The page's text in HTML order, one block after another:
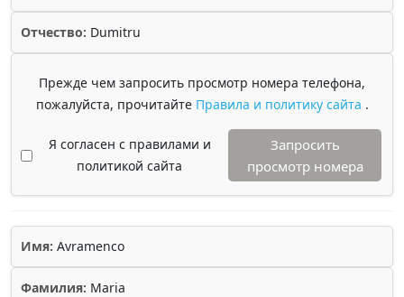
Отчество: Dumitru
Прежде чем запросить просмотр номера телефона,
пожалуйста, прочитайте Правила и политику сайта .
Я согласен с правилами и
политикой сайта
Запросить
просмотр номера
Имя: Avramenco
Фамилия: Maria